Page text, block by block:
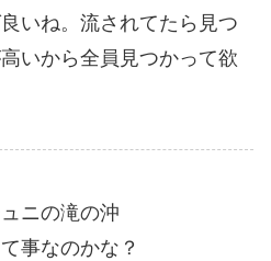
いね。流されてたら見つ
いから全員見つかって欲
ニの滝の沖
事なのかな？